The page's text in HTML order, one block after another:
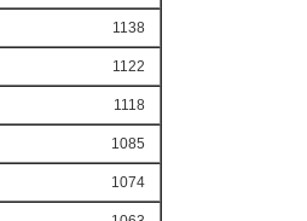
1138
1122
1118
1085
1074